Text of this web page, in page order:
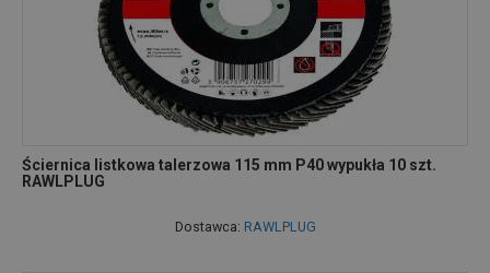
Ściernica listkowa talerzowa 115 mm P40 wypukła 10 szt.
RAWLPLUG
Dostawca: RAWLPLUG